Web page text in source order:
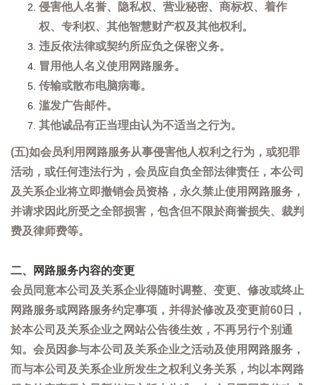
侵害他人名誉、隐私权、营业秘密、商标权、着作
权、专利权、其他智慧财产权及其他权利。
违反依法律或契约所应负之保密义务。
冒用他人名义使用网路服务。
传输或散布电脑病毒。
滥发广告邮件。
其他诚品有正当理由认为不适当之行为。
(五)如会员利用网路服务从事侵害他人权利之行为，或犯罪
活动，或任何违法行为，会员应自负全部法律责任，本公司
及关系企业将立即撤销会员资格，永久禁止使用网路服务，
并请求因此所受之全部损害，包含但不限於商誉损失、裁判
费及律师费等。
二、网路服务内容的变更
会员同意本公司及关系企业得随时调整、变更、修改或终止
网路服务或网路服务约定事项，并得於修改及变更前60日，
於本公司及关系企业之网站公告後生效，不再另行个别通
知。会员因参与本公司及关系企业之活动及使用网路服务，
而与本公司及关系企业所发生之权利义务关系，均以本网路